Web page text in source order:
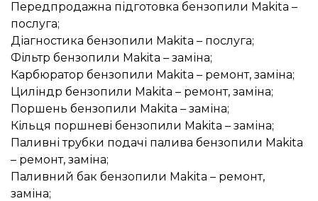
Передпродажна підготовка бензопили Makita –
послуга;
Діагностика бензопили Makita – послуга;
Фільтр бензопили Makita – заміна;
Карбюратор бензопили Makita – ремонт, заміна;
Циліндр бензопили Makita – ремонт, заміна;
Поршень бензопили Makita – заміна;
Кільця поршневі бензопили Makita – заміна;
Паливні трубки подачі палива бензопили Makita
– ремонт, заміна;
Паливний бак бензопили Makita – ремонт,
заміна;